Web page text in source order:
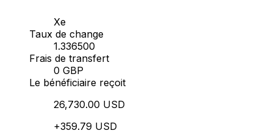
Xe
Taux de change
1.336500
Frais de transfert
0 GBP
Le bénéficiaire reçoit
26,730.00 USD
+359.79 USD